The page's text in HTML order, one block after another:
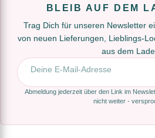
BLEIB AUF DEM
Trag Dich für unseren Newsletter
von neuen Lieferungen, Lieblings-
aus dem
E-Mail-Adresse
Abmeldung jederzeit über den Link im
nicht weiter -